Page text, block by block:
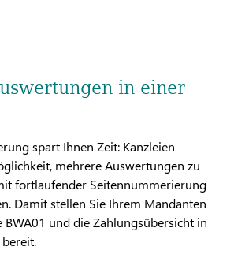
in einer
spart Ihnen Zeit: Kanzleien
mehrere Auswertungen zu
fortlaufender Seitennummerierung
Damit stellen Sie Ihrem Mandanten
BWA01 und die Zahlungsübersicht in